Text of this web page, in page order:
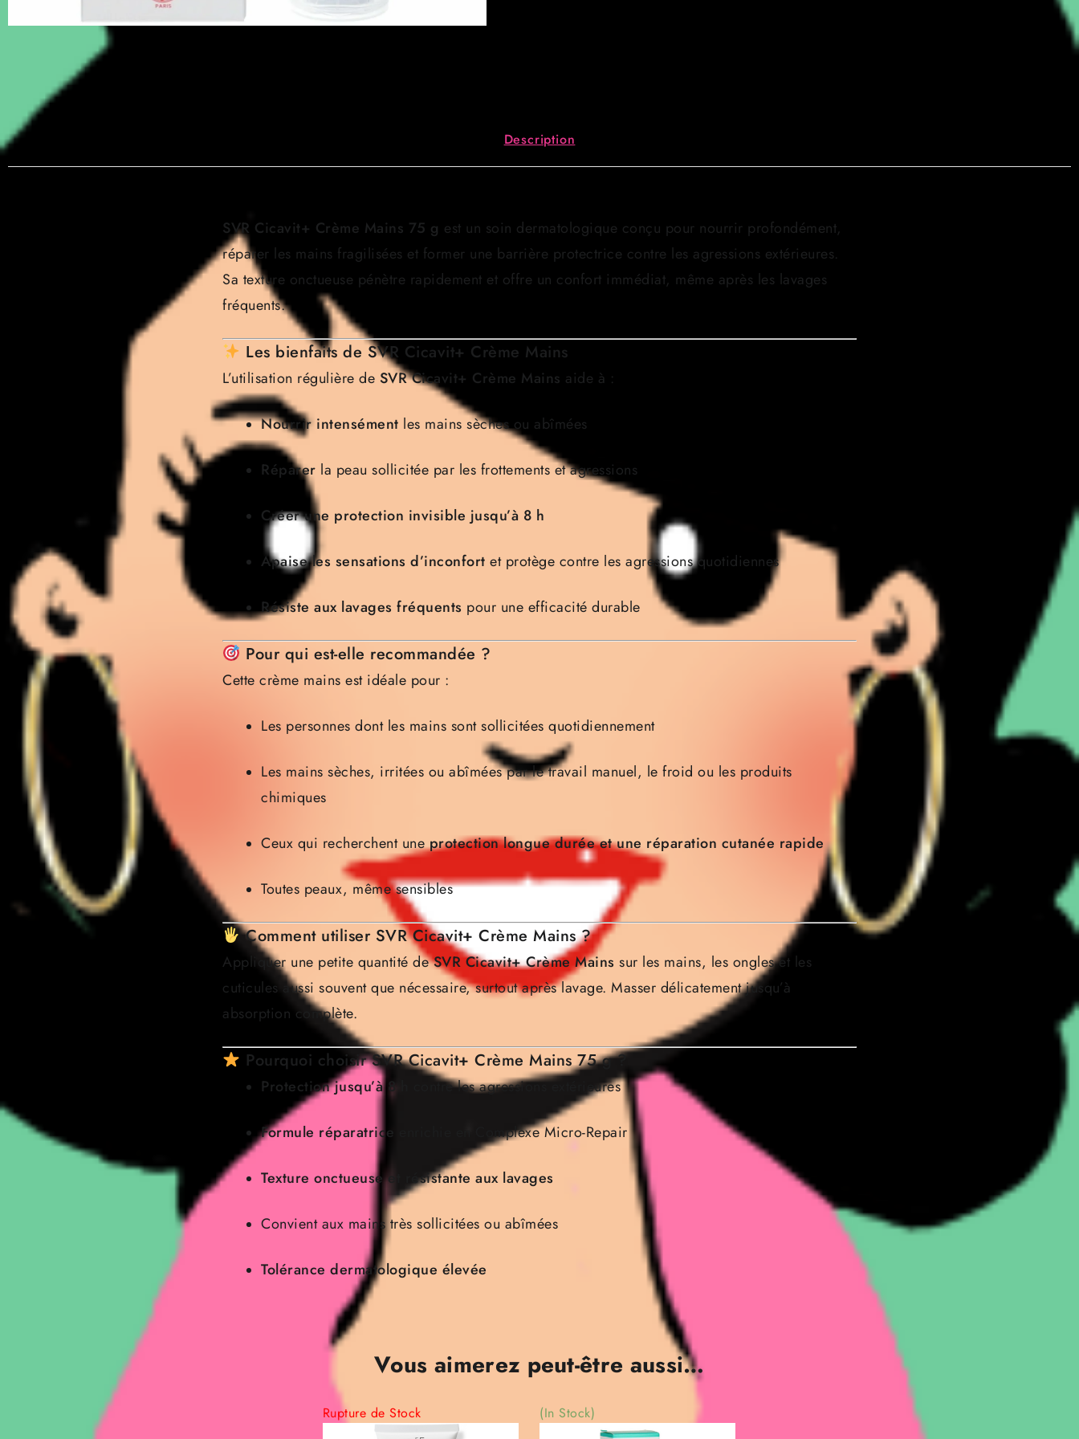
Description
SVR Cicavit+ Crème Mains 75 g est un soin dermatologique conçu pour nourrir profondément,
réparer les mains fragilisées et former une barrière protectrice contre les agressions extérieures.
Sa texture onctueuse pénètre rapidement et offre un confort immédiat, même après les lavages
fréquents.
Les bienfaits de SVR Cicavit+ Crème Mains
L’utilisation régulière de SVR Cicavit+ Crème Mains aide à :
Nourrir intensément les mains sèches ou abîmées
Réparer la peau sollicitée par les frottements et agressions
Créer une protection invisible jusqu’à 8 h
Apaise les sensations d’inconfort et protège contre les agressions quotidiennes
Résiste aux lavages fréquents pour une efficacité durable
Pour qui est-elle recommandée ?
Cette crème mains est idéale pour :
Les personnes dont les mains sont sollicitées quotidiennement
Les mains sèches, irritées ou abîmées par le travail manuel, le froid ou les produits
chimiques
Ceux qui recherchent uneprotection longue durée et une réparation cutanée rapide
Toutes peaux, même sensibles
Comment utiliser SVR Cicavit+ Crème Mains ?
Appliquer une petite quantité deSVR Cicavit+ Crème Mains sur les mains, les ongles et les
cuticules aussi souvent que nécessaire, surtout après lavage. Masser délicatement jusqu’à
absorption complète.
Pourquoi choisir SVR Cicavit+ Crème Mains 75 g ?
Protection jusqu’à 8 h contre les agressions extérieures
Formule réparatrice enrichie en Complexe Micro-Repair
Texture onctueuse et résistante aux lavages
Convient aux mains très sollicitées ou abîmées
Tolérance dermatologique élevée
Vous aimerez peut-être aussi…
Rupture de Stock (In Stock)